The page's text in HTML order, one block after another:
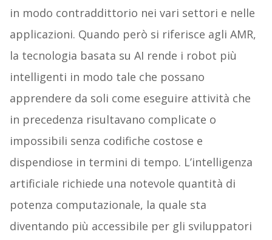
in modo contraddittorio nei vari settori e nelle
applicazioni. Quando però si riferisce agli AMR,
la tecnologia basata su AI rende i robot più
intelligenti in modo tale che possano
apprendere da soli come eseguire attività che
in precedenza risultavano complicate o
impossibili senza codifiche costose e
dispendiose in termini di tempo. L’intelligenza
artificiale richiede una notevole quantità di
potenza computazionale, la quale sta
diventando più accessibile per gli sviluppatori